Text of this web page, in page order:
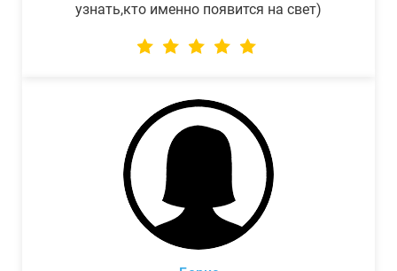
узнать,кто именно появится на свет)